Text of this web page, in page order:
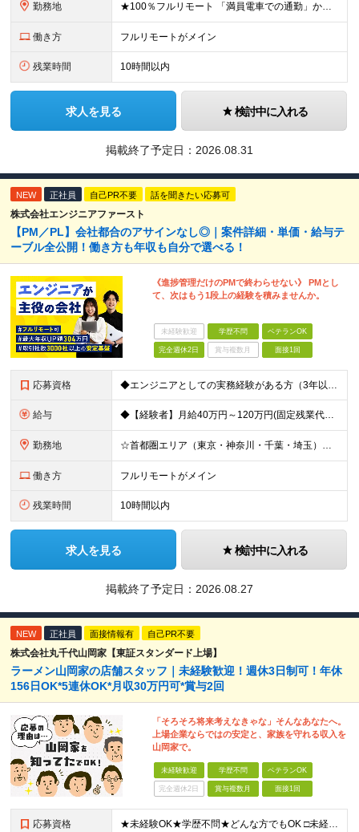
勤務地 ★100％フルリモート 「満員電車での通勤」から卒業できます！ ★転勤なし 【本社】 東京都新宿区神楽坂1-2 研究社英語センタービル3階 本社またはプロジェクト先にて勤務いただきます！ ※プロジ
働き方 フルリモートがメイン
残業時間 10時間以内
求人を見る 検討中に入れる
掲載終了予定日： 2026.08.31
NEW 正社員 自己PR不要 話を聞きたい応募可
株式会社エンジニアファースト
【PM／PL】会社都合のアサインなし◎｜案件詳細・単価・給与テ
ーブル全公開！働き方も年収も自分で選べる！
《進捗管理だけのPMで終わらせない》 PMとし
て、次はもう1段上の経験を積みませんか。
未経験歓迎 学歴不問 ベテランOK
完全週休2日 賞与複数月 面接1回
応募資格 ◆エンジニアとしての実務経験がある方（3年以上） └システムやアプリの設計・開発、インフラ設計・構築の経験のある方を想定 ◆マネジメント経験は不問 ◆学歴不問／ブランクOK 【こんな方も歓迎です！】
給与 ◆【経験者】月給40万円～120万円(固定残業代含む)+各種手当 ※月30時間（76,000円～）の固定残業代を含みます。 ※上記を超える時間外労働分は追加で支給。 ※6ヶ月の試用期間あり（条件に変動
勤務地 ☆首都圏エリア（東京・神奈川・千葉・埼玉）・名古屋・大阪・福岡を中心とした全国各地のプロジェクト先に参画いただきます。 ※希望をヒアリングした上で決定します ☆全国各地からフルリモートOK 【本社】
働き方 フルリモートがメイン
残業時間 10時間以内
求人を見る 検討中に入れる
掲載終了予定日： 2026.08.27
NEW 正社員 面接情報有 自己PR不要
株式会社丸千代山岡家【東証スタンダード上場】
ラーメン山岡家の店舗スタッフ｜未経験歓迎！週休3日制可！年休
156日OK*5連休OK*月収30万円可*賞与2回
「そろそろ将来考えなきゃな」そんなあなたへ。
上場企業ならではの安定と、家族を守れる収入を
山岡家で。
未経験歓迎 学歴不問 ベテランOK
完全週休2日 賞与複数月 面接1回
応募資格 ★未経験OK★学歴不問★どんな方でもOK □未経験・第二新卒・フリーター □ブランクがある方 □転職回数が気になる方 □飲食業界にチャレンジしたい方 「やってみたい」という気持ちがあれば、皆さん大